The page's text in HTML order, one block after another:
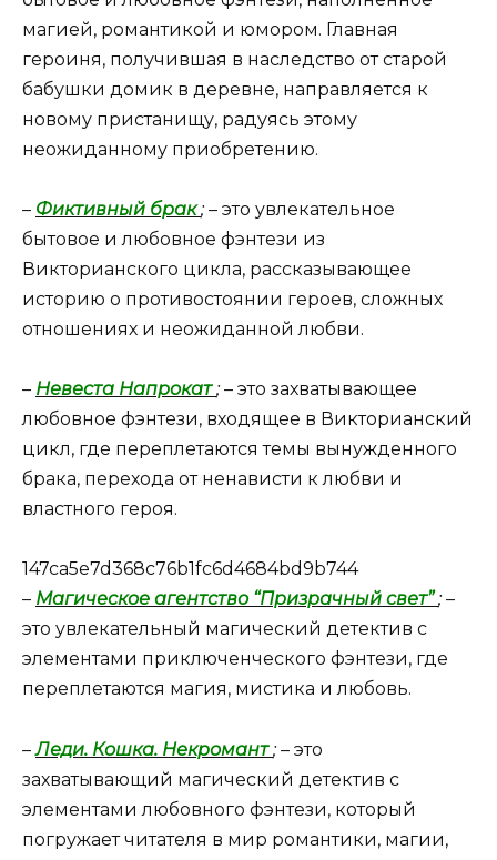
магией, романтикой и юмором. Главная
героиня, получившая в наследство от старой
бабушки домик в деревне, направляется к
новому пристанищу, радуясь этому
неожиданному приобретению.
– Фиктивный брак;– это увлекательное
бытовое и любовное фэнтези из
Викторианского цикла, рассказывающее
историю о противостоянии героев, сложных
отношениях и неожиданной любви.
– Невеста Напрокат;– это захватывающее
любовное фэнтези, входящее в Викторианский
цикл, где переплетаются темы вынужденного
брака, перехода от ненависти к любви и
властного героя.
147ca5e7d368c76b1fc6d4684bd9b744
– Магическое агентство “Призрачный свет”;–
это увлекательный магический детектив с
элементами приключенческого фэнтези, где
переплетаются магия, мистика и любовь.
–Леди. Кошка. Некромант;– это
захватывающий магический детектив с
элементами любовного фэнтези, который
погружает читателя в мир романтики, магии,